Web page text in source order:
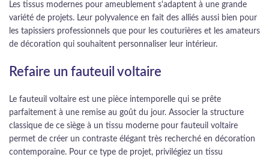
Les tissus modernes pour ameublement s'adaptent à une grande
variété de projets. Leur polyvalence en fait des alliés aussi bien pour
les tapissiers professionnels que pour les couturières et les amateurs
de décoration qui souhaitent personnaliser leur intérieur.
Refaire un fauteuil voltaire
Le fauteuil voltaire est une pièce intemporelle qui se prête
parfaitement à une remise au goût du jour. Associer la structure
classique de ce siège à un tissu moderne pour fauteuil voltaire
permet de créer un contraste élégant très recherché en décoration
contemporaine. Pour ce type de projet, privilégiez un tissu